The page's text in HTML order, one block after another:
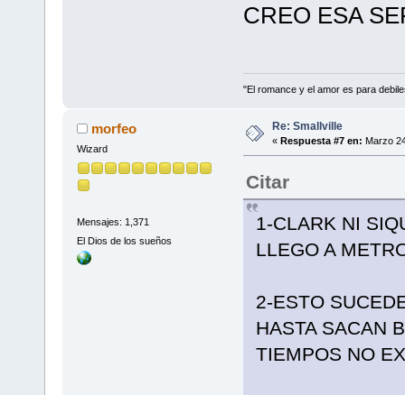
CREO ESA
"El romance y el amor es para
morfeo
Wizard
Mensajes: 1,371
El Dios de los sueños
Re: Smallville
« Respuesta #7 en: Marzo
Citar
1-CLARK NI
LLEGO A
2-ESTO
HASTA SACAN
TIEMPOS NO